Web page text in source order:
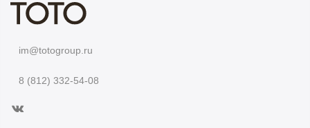
im@totogroup.ru
8 (812) 332-54-08